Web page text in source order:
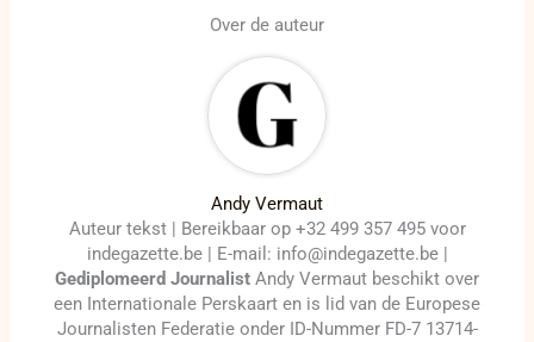
Over de auteur
Andy Vermaut
Auteur tekst | Bereikbaar op +32 499 357 495 voor
indegazette.be | E-mail: info@indegazette.be |
Gediplomeerd Journalist Andy Vermaut beschikt over
een Internationale Perskaart en is lid van de Europese
Journalisten Federatie onder ID-Nummer FD-7 13714-